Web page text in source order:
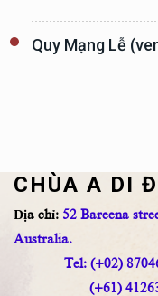
Quy Mạng Lễ
CHÙA A DI
Địa chỉ: 52 Bareena
Australia.
Tel: (+02)
(+61)